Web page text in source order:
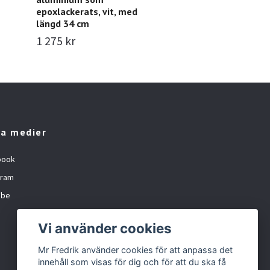
epoxlackerats, vit, med
längd 34 cm
1 275 kr
medier
Vi använder cookies
Mr Fredrik använder cookies för att anpassa det
innehåll som visas för dig och för att du ska få